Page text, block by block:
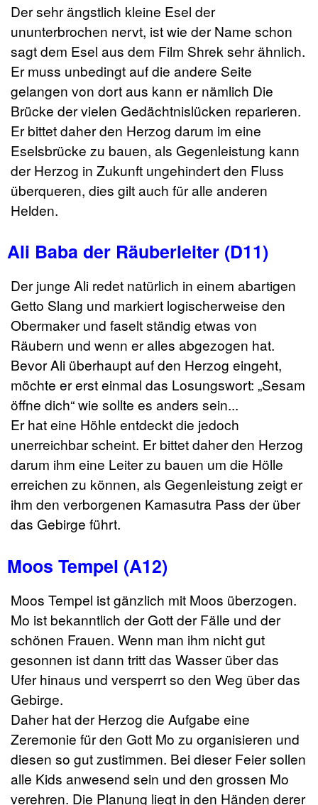
Der sehr ängstlich kleine Esel der
ununterbrochen nervt, ist wie der Name schon
sagt dem Esel aus dem Film Shrek sehr ähnlich.
Er muss unbedingt auf die andere Seite
gelangen von dort aus kann er nämlich Die
Brücke der vielen Gedächtnislücken reparieren.
Er bittet daher den Herzog darum im eine
Eselsbrücke zu bauen, als Gegenleistung kann
der Herzog in Zukunft ungehindert den Fluss
überqueren, dies gilt auch für alle anderen
Helden.
Ali Baba der Räuberleiter (D11)
Der junge Ali redet natürlich in einem abartigen
Getto Slang und markiert logischerweise den
Obermaker und faselt ständig etwas von
Räubern und wenn er alles abgezogen hat.
Bevor Ali überhaupt auf den Herzog eingeht,
möchte er erst einmal das Losungswort: „Sesam
öffne dich“ wie sollte es anders sein...
Er hat eine Höhle entdeckt die jedoch
unerreichbar scheint. Er bittet daher den Herzog
darum ihm eine Leiter zu bauen um die Hölle
erreichen zu können, als Gegenleistung zeigt er
ihm den verborgenen Kamasutra Pass der über
das Gebirge führt.
Moos Tempel (A12)
Moos Tempel ist gänzlich mit Moos überzogen.
Mo ist bekanntlich der Gott der Fälle und der
schönen Frauen. Wenn man ihm nicht gut
gesonnen ist dann tritt das Wasser über das
Ufer hinaus und versperrt so den Weg über das
Gebirge.
Daher hat der Herzog die Aufgabe eine
Zeremonie für den Gott Mo zu organisieren und
diesen so gut zustimmen. Bei dieser Feier sollen
alle Kids anwesend sein und den grossen Mo
verehren. Die Planung liegt in den Händen derer